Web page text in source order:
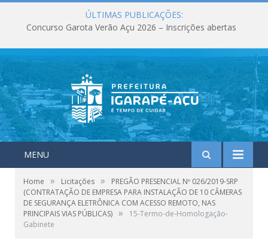
ÚLTIMAS PUBLICAÇÕES:
Concurso Garota Verão Açu 2026 – Inscrições abertas
MENU
Home » Licitações »
PREGÃO PRESENCIAL Nº 026/2019-SRP
(CONTRATAÇÃO DE EMPRESA PARA INSTALAÇÃO DE 10 CÂMERAS
DE SEGURANÇA ELETRÔNICA COM ACESSO REMOTO, NAS
PRINCIPAIS VIAS PÚBLICAS) »
15-Termo-de-Homologação-
Gabinete